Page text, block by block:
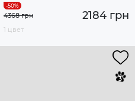
2184 грн
4368 грн
1 цвет